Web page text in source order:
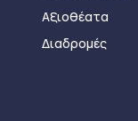
Αξιοθέατα
Διαδρομές